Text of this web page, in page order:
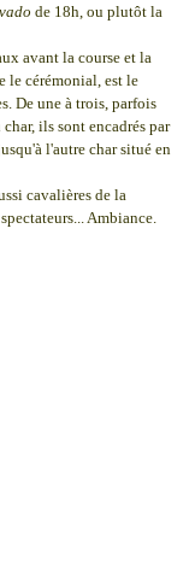
de 18h, ou plutôt la
avant la course et la
le cérémonial, est le
De une à trois, parfois
ils sont encadrés par
l'autre char situé en
cavalières de la
Ambiance.